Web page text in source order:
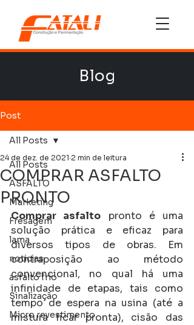
Blog
Post
All Posts
ASFALTO
Marketing
Fresagem
lama
noticias
asfalto frio
Sinalização
Micro revestimento
All Posts
COMPRAR ASFALTO
PRONTO
24 de dez. de 2021 2 min de leitura
Comprar asfalto pronto é uma
solução prática e eficaz para
diversos tipos de obras. Em
contraposição ao método
convencional, no qual há uma
infinidade de etapas, tais como
tempo de espera na usina (até a
mistura ficar pronta), cisão das